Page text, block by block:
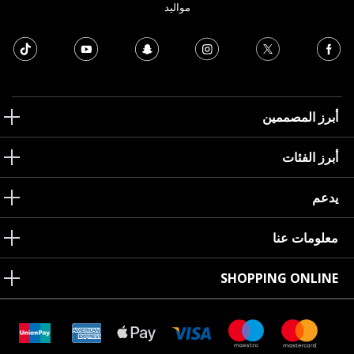
مواليد
أبرز المصممين
أبرز الفئات
يدعم
معلومات عنا
SHOPPING ONLINE